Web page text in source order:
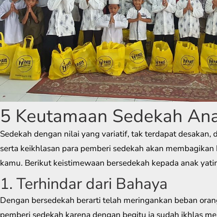
5 Keutamaan Sedekah
Sedekah dengan nilai yang variatif, tak terdapat desakan,
serta keikhlasan para pemberi sedekah akan
kamu. Berikut keistimewaan bersedekah kepada anak
1. Terhindar dari Bahaya
Dengan bersedekah berarti telah meringankan beban
pemberi sedekah karena dengan begitu ia sudah ikhlas